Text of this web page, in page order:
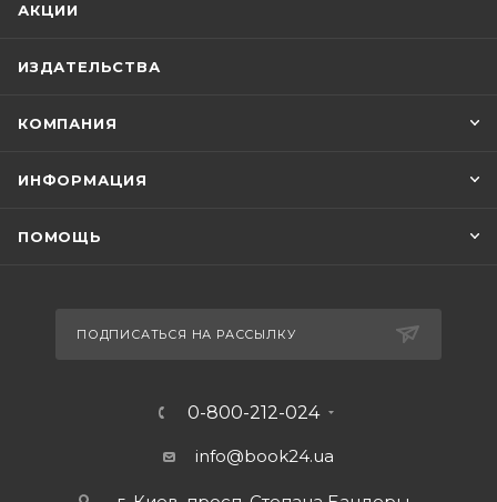
АКЦИИ
ИЗДАТЕЛЬСТВА
КОМПАНИЯ
ИНФОРМАЦИЯ
ПОМОЩЬ
ПОДПИСАТЬСЯ НА РАССЫЛКУ
0-800-212-024
info@book24.ua